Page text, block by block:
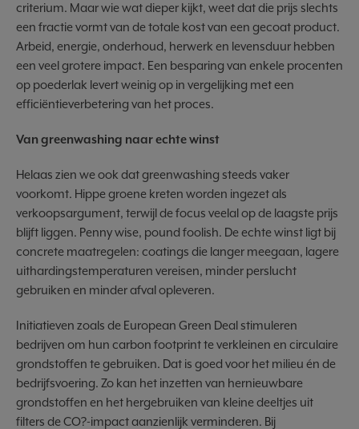
criterium. Maar wie wat dieper kijkt, weet dat die prijs slechts
een fractie vormt van de totale kost van een gecoat product.
Arbeid, energie, onderhoud, herwerk en levensduur hebben
een veel grotere impact. Een besparing van enkele procenten
op poederlak levert weinig op in vergelijking met een
efficiëntieverbetering van het proces.
Van greenwashing naar echte winst
Helaas zien we ook dat greenwashing steeds vaker
voorkomt. Hippe groene kreten worden ingezet als
verkoopsargument, terwijl de focus veelal op de laagste prijs
blijft liggen. Penny wise, pound foolish. De echte winst ligt bij
concrete maatregelen: coatings die langer meegaan, lagere
uithardingstemperaturen vereisen, minder perslucht
gebruiken en minder afval opleveren.
Initiatieven zoals de European Green Deal stimuleren
bedrijven om hun carbon footprint te verkleinen en circulaire
grondstoffen te gebruiken. Dat is goed voor het milieu én de
bedrijfsvoering. Zo kan het inzetten van hernieuwbare
grondstoffen en het hergebruiken van kleine deeltjes uit
filters de CO?-impact aanzienlijk verminderen. Bij